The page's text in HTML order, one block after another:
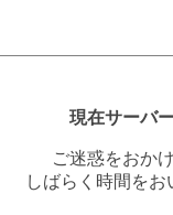
現在サーバ
ご迷惑をおか
しばらく時間を